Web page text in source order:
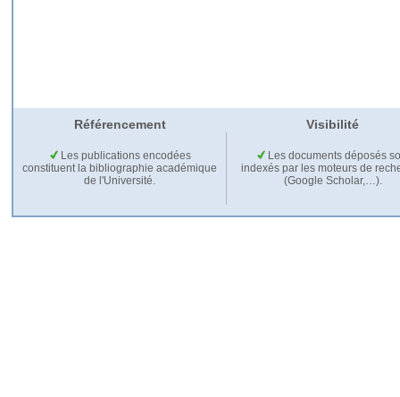
Référencement Visibilité
Les publications encodées
constituent la bibliographie académique
de l'Université.
Les documents déposés
indexés par les moteurs de
(Google Scholar,…).